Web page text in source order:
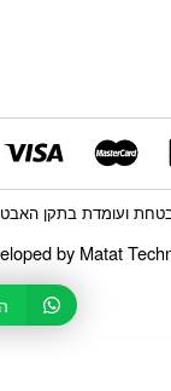
by Matat
ועומדת בתקן